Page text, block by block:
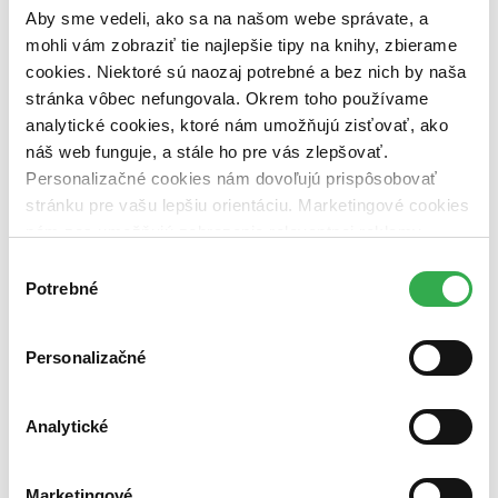
Aby sme vedeli, ako sa na našom webe správate, a
mohli vám zobraziť tie najlepšie tipy na knihy, zbierame
cookies. Niektoré sú naozaj potrebné a bez nich by naša
stránka vôbec nefungovala. Okrem toho používame
analytické cookies, ktoré nám umožňujú zisťovať, ako
náš web funguje, a stále ho pre vás zlepšovať.
Personalizačné cookies nám dovoľujú prispôsobovať
stránku pre vašu lepšiu orientáciu. Marketingové cookies
nám pomohlo, keby sme mohli používať všetky tieto
súhlasu
Potrebné
Personalizačné
Analytické
dostupná (bez vypredaných) (0 titulov)dostupná (bez
vypredaných)
Nové / čítané
nová
čítaná (0 titulov)čítaná
čítaná - výborný stav (0 titulov)čítaná - výborný stav
čítaná - mierne opotrebovaná (0 titulov)čítaná - mierne
opotrebovaná
vypredaných kníh
Zúžiť výber
Bestsellery